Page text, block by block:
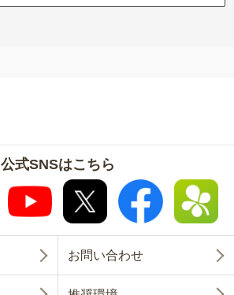
公式SNSはこちら
お問い合わせ